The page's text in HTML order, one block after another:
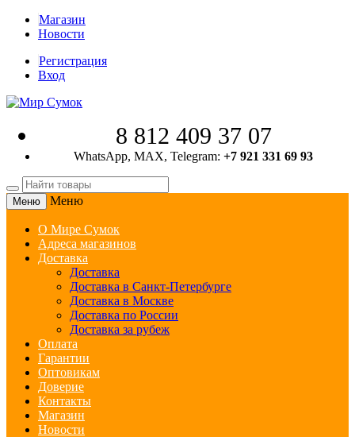
Магазин
Новости
Регистрация
Вход
8 812 409 37 07
WhatsApp, MAX, Telegram: +7 921 331 69 93
Меню Меню
О Мире Сумок
Адреса магазинов
Доставка
Доставка
Доставка в Санкт-Петербурге
Доставка в Москве
Доставка по России
Доставка за рубеж
Оплата
Гарантии
Оптовикам
Доверие
Контакты
Магазин
Новости